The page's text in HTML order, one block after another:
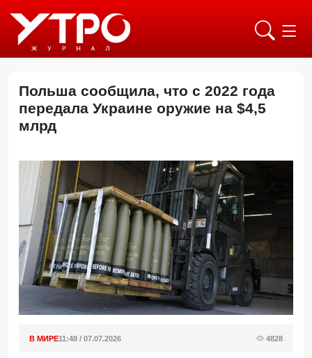
Польша сообщила, что с 2022 года
передала Украине оружие на $4,5
млрд
В МИРЕ11:48 / 07.07.2026 4828